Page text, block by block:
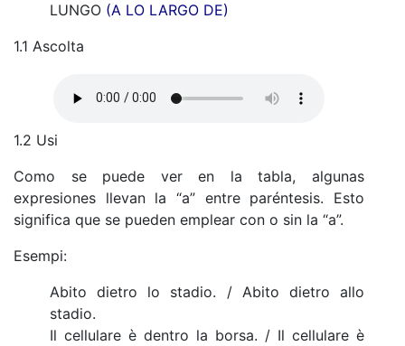
LUNGO (A LO LARGO DE)
1.1 Ascolta
1.2 Usi
Como se puede ver en la tabla, algunas
expresiones llevan la “a” entre paréntesis. Esto
significa que se pueden emplear con o sin la “a”.
Esempi:
Abito dietro lo stadio. / Abito dietro allo
stadio.
Il cellulare è dentro la borsa. / Il cellulare è